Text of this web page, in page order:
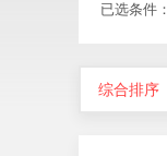
已选条件：
综合排序